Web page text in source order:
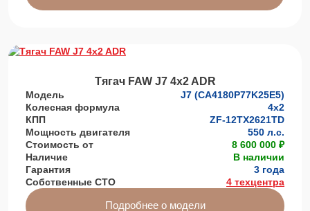
Тягач FAW J7 4x2 ADR
Модель
J7 (CA4180P77K25E5)
Колесная формула
4x2
КПП
ZF-12TX2621TD
Мощность двигателя
550 л.с.
Стоимость от
8 600 000 ₽
Наличие
В наличии
Гарантия
3 года
Собственные СТО
4 техцентра
Подробнее о модели